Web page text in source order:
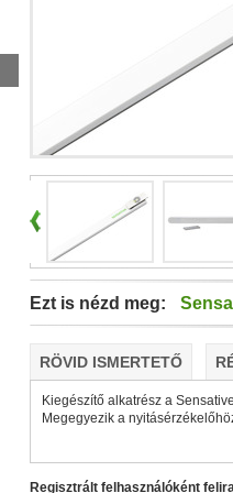
A TerraMaster-nél
F2-425 és F4-425
(16 GB-ig bővíthető!)
Plusz teljesítmény
F2-425 Plus és F4-
(32 GB-ig bővíthető!)
Ezt is nézd meg:
RÖVID ISMERTETŐ
Kiegészítő alkatrész a
Megegyezik a
Regisztrált felhasználóként